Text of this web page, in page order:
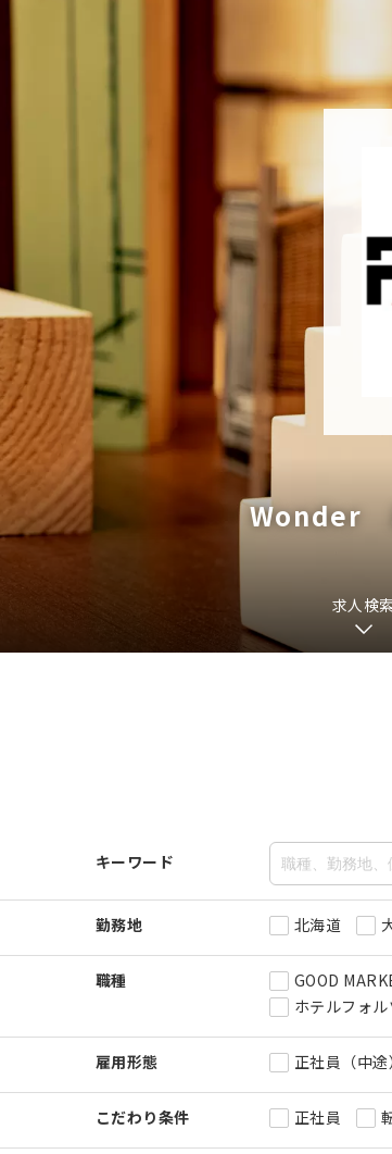
Wonder
求人検索
キーワード
勤務地 北海道
職種 GOOD
ホテルフォ
雇用形態 正社員（中途
こだわり条件 正社員